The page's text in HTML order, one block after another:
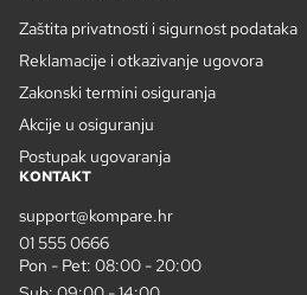
Zaštita privatnosti i sigurnost podataka
Reklamacije i otkazivanje ugovora
Zakonski termini osiguranja
Akcije u osiguranju
Postupak ugovaranja
KONTAKT
support@kompare.hr
01 555 0666
Pon - Pet: 08:00 - 20:00